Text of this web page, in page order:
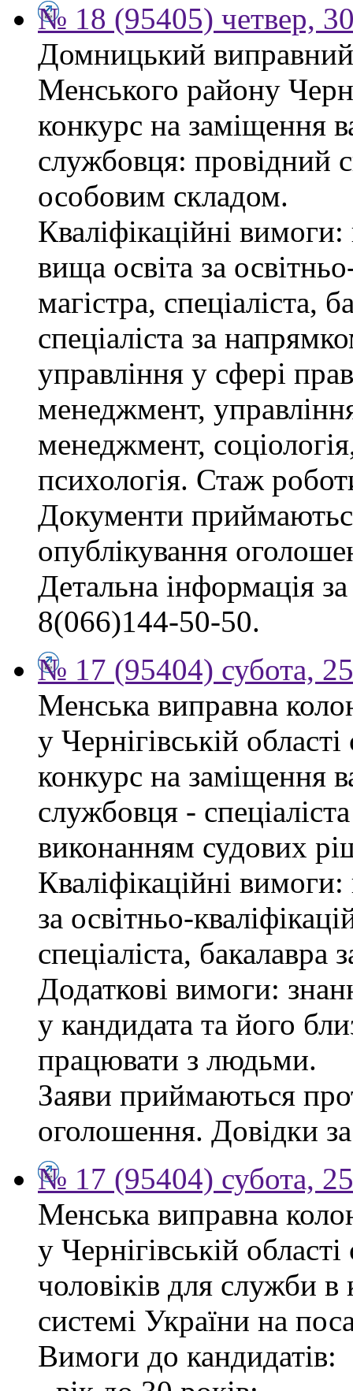
№ 18 (95405) четвер,
Домницький
Менського району
конкурс на заміщення
службовця: провідний
особовим складом.
Кваліфікаційні
вища освіта за
магістра, спеціаліста,
спеціаліста за
управління у сфері
менеджмент,
менеджмент,
психологія. Стаж
Документи
опублікування
Детальна інформація
8(066)144-50-50.
№ 17 (95404) субота,
Менська виправна
у Чернігівській
конкурс на заміщення
службовця -
виконанням судових
Кваліфікаційні
за освітньо-
спеціаліста,
Додаткові вимоги:
у кандидата та його
працювати з людьми.
Заяви приймаються
оголошення. Довідки
№ 17 (95404) субота,
Менська виправна
у Чернігівській
чоловіків для служби
системі України на
Вимоги до кандидатів: